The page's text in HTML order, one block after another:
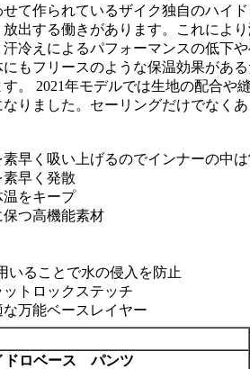
て作られているザイク独自のハイ
出する働きがあります。これによ
冷えによるパフォーマンスの低下
もフリースのような保温効果があ
。 2021年モデルでは生地の配合や
りました。セーリングだけでなく
早く吸い上げるのでインナーの中
素早く発散
温をキープ
保つ高機能素材
いることで水の侵入を防止
ットロックステッチ
万能ベースレイヤー
ドロベース パンツ